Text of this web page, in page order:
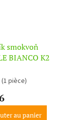
smokvoň
BIANCO K2
(1 pièce)
au panier